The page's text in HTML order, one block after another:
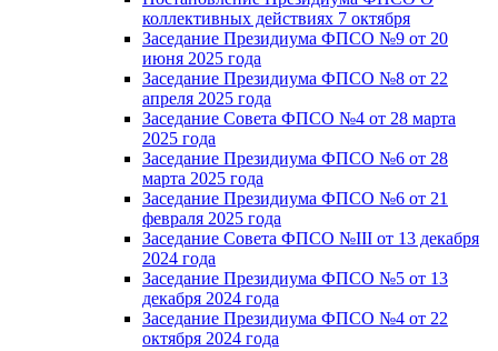
коллективных действиях 7 октября
Заседание Президиума ФПСО №9 от 20
июня 2025 года
Заседание Президиума ФПСО №8 от 22
апреля 2025 года
Заседание Совета ФПСО №4 от 28 марта
2025 года
Заседание Президиума ФПСО №6 от 28
марта 2025 года
Заседание Президиума ФПСО №6 от 21
февраля 2025 года
Заседание Совета ФПСО №III от 13 декабря
2024 года
Заседание Президиума ФПСО №5 от 13
декабря 2024 года
Заседание Президиума ФПСО №4 от 22
октября 2024 года